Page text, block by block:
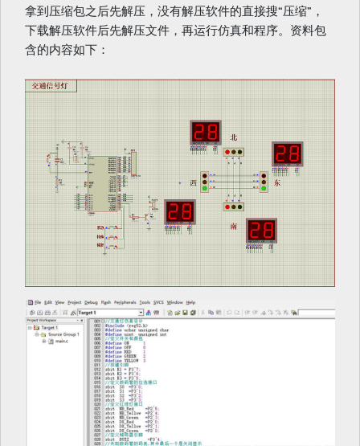
拿到压缩包之后先解压，没有解压软件的直接搜“压缩” ，
下载解压软件后先解压文件，再运行仿真和程序。资料包
含的内容如下：